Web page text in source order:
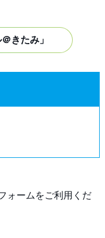
きたみ」
ォームをご利用くだ